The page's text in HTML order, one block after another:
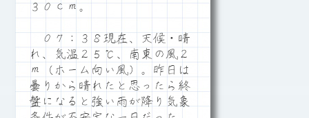
３０ｃｍ。
０７：３８現在、天候・晴
れ、気温２５℃、南東の風２
ｍ（ホーム向い風）。昨日は
曇りから晴れたと思ったら終
盤になると強い雨が降り気象